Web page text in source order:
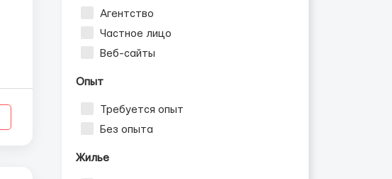
Агентство
Частное лицо
Веб-сайты
Опыт
Требуется опыт
Без опыта
Жилье